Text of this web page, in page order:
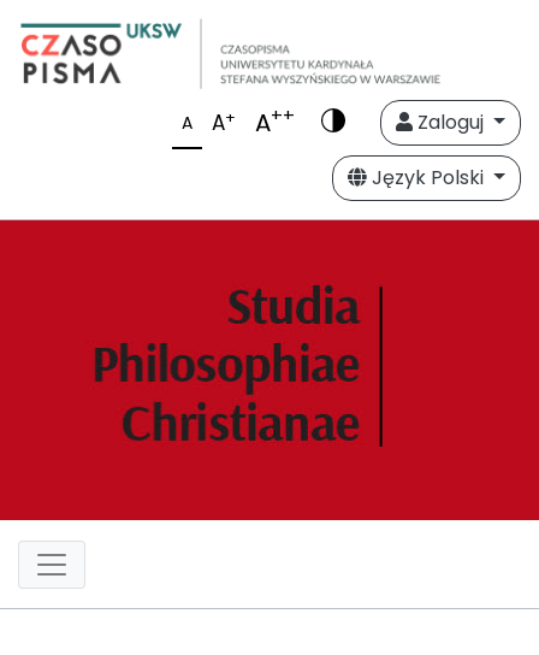
A A+ A++
Zaloguj
Język Polski